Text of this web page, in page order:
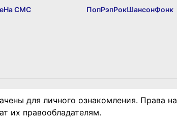
На СМС ПопРэпРокШансонФонк
для личного ознакомления. Права на
их правообладателям.